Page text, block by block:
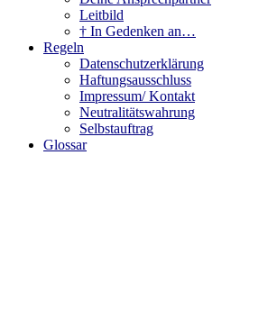
Leitbild
† In Gedenken an…
Regeln
Datenschutzerklärung
Haftungsausschluss
Impressum/ Kontakt
Neutralitätswahrung
Selbstauftrag
Glossar